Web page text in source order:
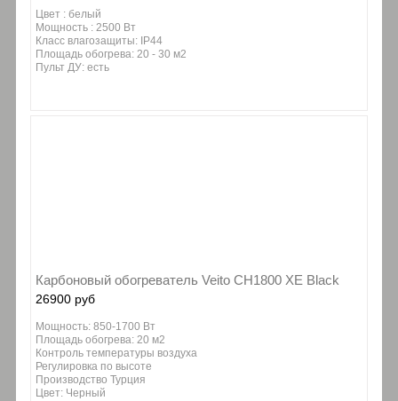
Цвет : белый
Мощность : 2500 Вт
Класс влагозащиты: IP44
Площадь обогрева: 20 - 30 м2
Пульт ДУ: есть
Карбоновый обогреватель Veito CH1800 XE Black
26900 руб
Мощность: 850-1700 Вт
Площадь обогрева: 20 м2
Контроль температуры воздуха
Регулировка по высоте
Производство Турция
Цвет: Черный